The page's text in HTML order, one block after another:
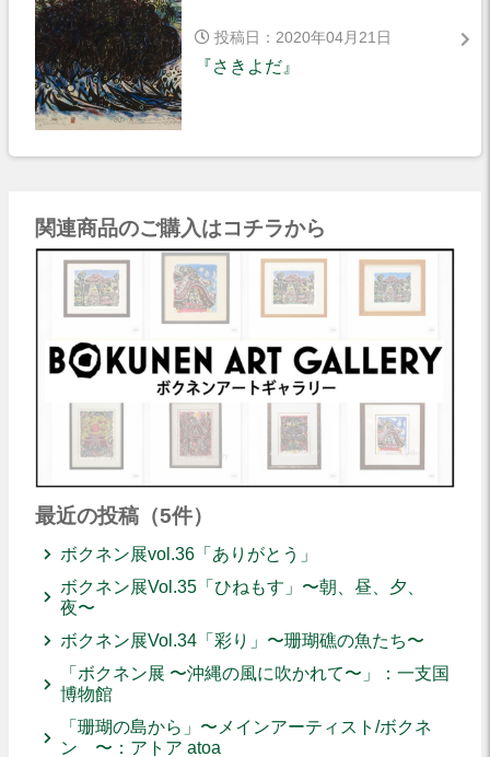
投稿日：2020年04月21日
『さきよだ』
関連商品のご購入はコチラから
最近の投稿（5件）
ボクネン展vol.36「ありがとう」
ボクネン展Vol.35「ひねもす」〜朝、昼、夕、
夜〜
ボクネン展Vol.34「彩り」〜珊瑚礁の魚たち〜
「ボクネン展 〜沖縄の風に吹かれて〜」：一支国
博物館
「珊瑚の島から」〜メインアーティスト/ボクネ
ン 〜：アトア atoa